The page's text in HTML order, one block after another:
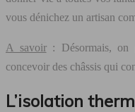
vous dénichez un artisan
A savoir: Désormais, on
concevoir des châssis qui
L’isolation